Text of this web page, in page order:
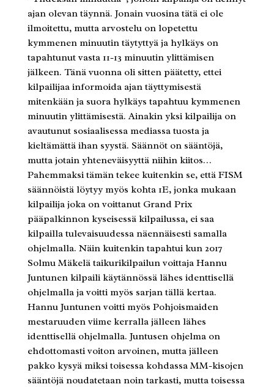
ajan olevan täynnä. Jonain vuosina tätä ei ole
ilmoitettu, mutta arvostelu on lopetettu
kymmenen minuutin täytyttyä ja hylkäys on
tapahtunut vasta 11-13 minuutin ylittämisen
jälkeen. Tänä vuonna oli sitten päätetty, ettei
kilpailijaa informoida ajan täyttymisestä
mitenkään ja suora hylkäys tapahtuu kymmenen
minuutin ylittämisestä. Ainakin yksi kilpailija on
avautunut sosiaalisessa mediassa tuosta ja
kieltämättä ihan syystä. Säännöt on sääntöjä,
mutta jotain yhteneväisyyttä niihin kiitos…
Pahemmaksi tämän tekee kuitenkin se, että FISM
säännöistä löytyy myös kohta 1E, jonka mukaan
kilpailija joka on voittanut Grand Prix
pääpalkinnon kyseisessä kilpailussa, ei saa
kilpailla tulevaisuudessa näennäisesti samalla
ohjelmalla. Näin kuitenkin tapahtui kun 2017
Solmu Mäkelä taikurikilpailun voittaja Hannu
Juntunen kilpaili käytännössä lähes identtisellä
ohjelmalla ja voitti myös sarjan tällä kertaa.
Hannu Juntunen voitti myös Pohjoismaiden
mestaruuden viime kerralla jälleen lähes
identtisellä ohjelmalla. Juntusen ohjelma on
ehdottomasti voiton arvoinen, mutta jälleen
pakko kysyä miksi toisessa kohdassa MM-kisojen
sääntöjä noudatetaan noin tarkasti, mutta toisessa